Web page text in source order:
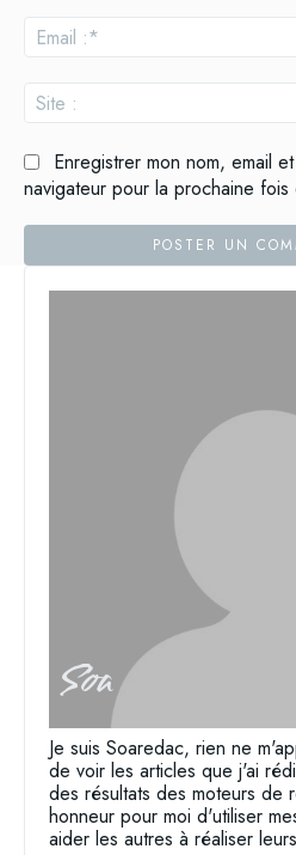
Enregistrer mon nom, email
navigateur pour la prochaine
Soa
Je suis Soaredac, rien ne
de voir les articles que j'ai
des résultats des moteurs de
honneur pour moi d'utiliser
aider les autres à réaliser